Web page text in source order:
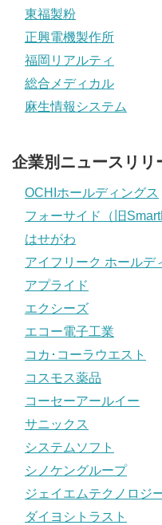
東福製粉
正興電機製作所
福岡リアルティ
総合メディカル
麻生情報システム
企業別ニュースリリ
OCHIホールディングス
フォーサイド（旧
はせがわ
アイフリーク ホールデ
アプライド
エクシーズ
エコー電子工業
コカ･コーラウエスト
コスモス薬品
コーセーアールイー
サニックス
システムソフト
シノケングループ
ジェイエムテクノロジ
ダイヨシトラスト